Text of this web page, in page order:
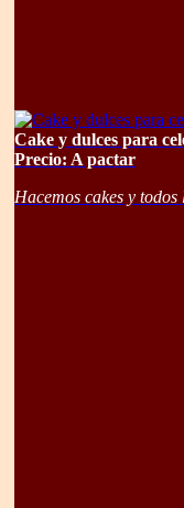
Cake y dulces para
Precio: A pactar
Hacemos cakes y todos